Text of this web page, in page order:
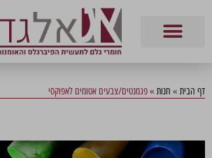
דף הבית » חנות »פגמנטים/צבעים אטומים לאפוקסי